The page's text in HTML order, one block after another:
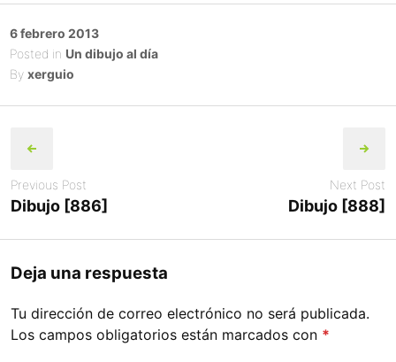
Posted
on
6 febrero 2013
Posted in Un dibujo al día
By xerguio
navigation
Previous Post
Dibujo [886]
Next Post
Dibujo [888]
Deja una respuesta
Tu dirección de correo electrónico no será publicada.
Los campos obligatorios están marcados con *